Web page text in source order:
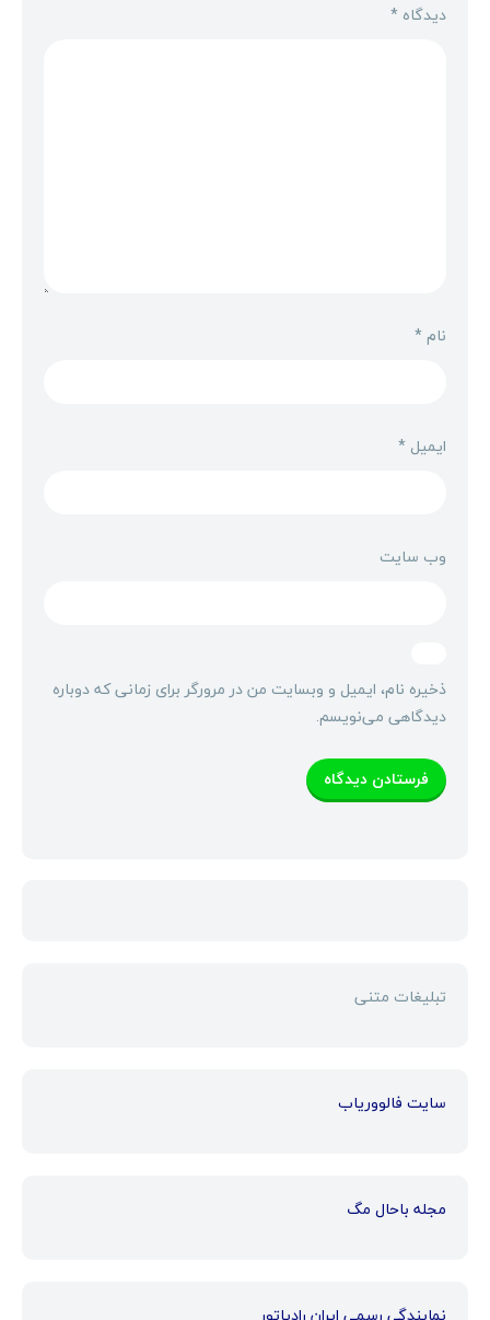
دیدگاه *
نام*
ایمیل *
وب‌ سایت
ذخیره نام، ایمیل و وبسایت من در مرورگر برای زمانی که دوباره
دیدگاهی می‌نویسم.
تبلیغات متنی
سایت فالووریاب
مجله باحال مگ